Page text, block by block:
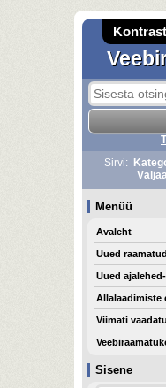
Sisene
Sirvi:
Menüü
Avaleht
Uued raamatud
Uued
Allalaadimiste
Viimati